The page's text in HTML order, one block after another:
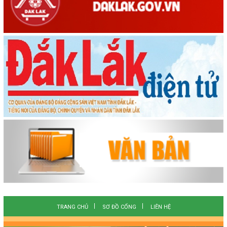
TRANG CHỦ SƠ ĐỒ CỔNG LIÊN HỆ